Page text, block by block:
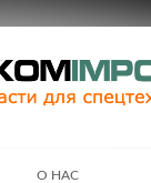
О НАС